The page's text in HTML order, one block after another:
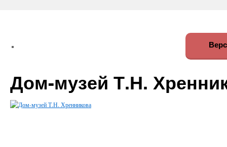
Дом-музей Т.Н.